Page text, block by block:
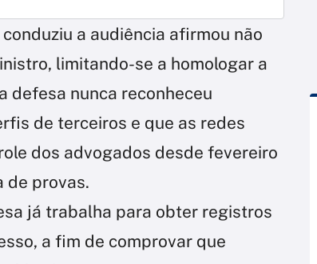
a audiência afirmou não
limitando-se a homologar a
defesa nunca reconheceu
de terceiros e que as redes
dos advogados desde fevereiro
de provas.
já trabalha para obter registros
a fim de comprovar que